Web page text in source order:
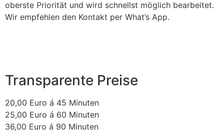
oberste Priorität und wird schnellst möglich bearbeitet.
Wir empfehlen den Kontakt per What’s App.
Transparente Preise
20,00 Euro á 45 Minuten
25,00 Euro á 60 Minuten
36,00 Euro á 90 Minuten